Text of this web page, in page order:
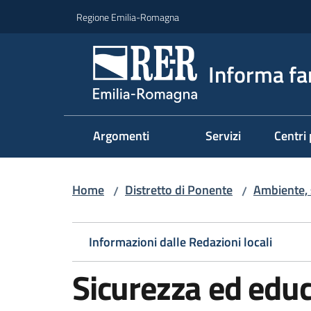
Regione Emilia-Romagna
Informa
Argomenti Servizi Centri
Home / Distretto di Ponente /
Informazioni dalle Redazioni locali
Sicurezza ed